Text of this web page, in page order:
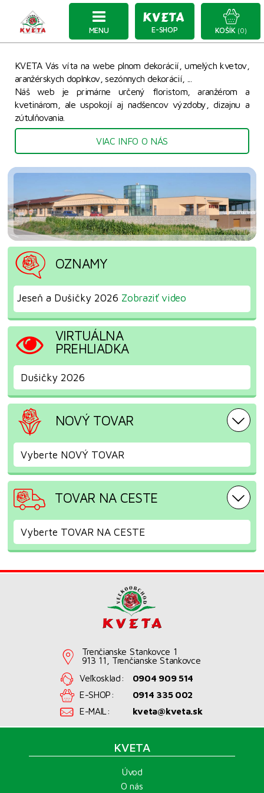
MENU E-SHOP KOŠÍK (0)
KVETA Vás víta na webe plnom dekorácií, umelých kvetov,
aranžérskych doplnkov, sezónnych dekorácií, ...
Náš web je primárne určený floristom, aranžérom a
kvetinárom, ale uspokojí aj nadšencov výzdoby, dizajnu a
zútulňovania.
VIAC INFO O NÁS
OZNAMY
Jeseň a Dušičky 2026 Zobraziť video
VIRTUÁLNA
PREHLIADKA
Dušičky 2026
NOVÝ TOVAR
Vyberte NOVÝ TOVAR
TOVAR NA CESTE
Vyberte TOVAR NA CESTE
Trenčianske Stankovce 1
913 11, Trenčianske Stankovce
Veľkosklad:
0904 909 514
E-SHOP:
0914 335 002
E-MAIL:
kveta@kveta.sk
KVETA
Úvod
O nás